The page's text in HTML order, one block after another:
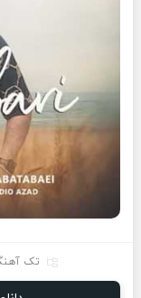
تک